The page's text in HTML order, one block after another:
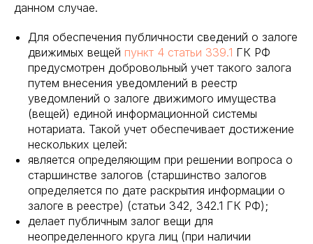
данном случае.
Для обеспечения публичности сведений о залоге
движимых вещей пункт 4 статьи 339.1 ГК РФ
предусмотрен добровольный учет такого залога
путем внесения уведомлений в реестр
уведомлений о залоге движимого имущества
(вещей) единой информационной системы
нотариата. Такой учет обеспечивает достижение
нескольких целей:
является определяющим при решении вопроса о
старшинстве залогов (старшинство залогов
определяется по дате раскрытия информации о
залоге в реестре) (статьи 342, 342.1 ГК РФ);
делает публичным залог вещи для
неопределенного круга лиц (при наличии